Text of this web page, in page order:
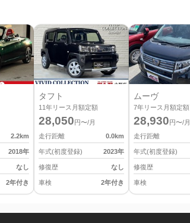
2.2km
2018年
なし
2年付き
タフト
11年リース月額定額
28,050 円〜/月
走行距離
0.0km
年式(初度登録) 2023年
修復歴 なし
車検 2年付き
ムーヴ
7年リース月額定額
28,930 円〜/月
走行距離
年式(初度登録)
修復歴
車検